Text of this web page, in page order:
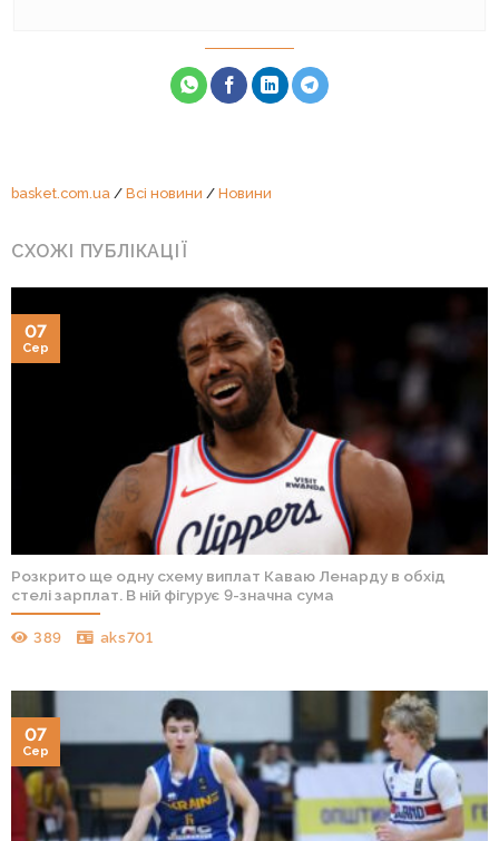
basket.com.ua/ Всі новини / Новини
СХОЖІ ПУБЛІКАЦІЇ
Розкрито ще одну схему виплат Каваю Ленарду в обхід
стелі зарплат. В ній фігурує 9-значна сума
389 aks701
07
Сер
07
Сер